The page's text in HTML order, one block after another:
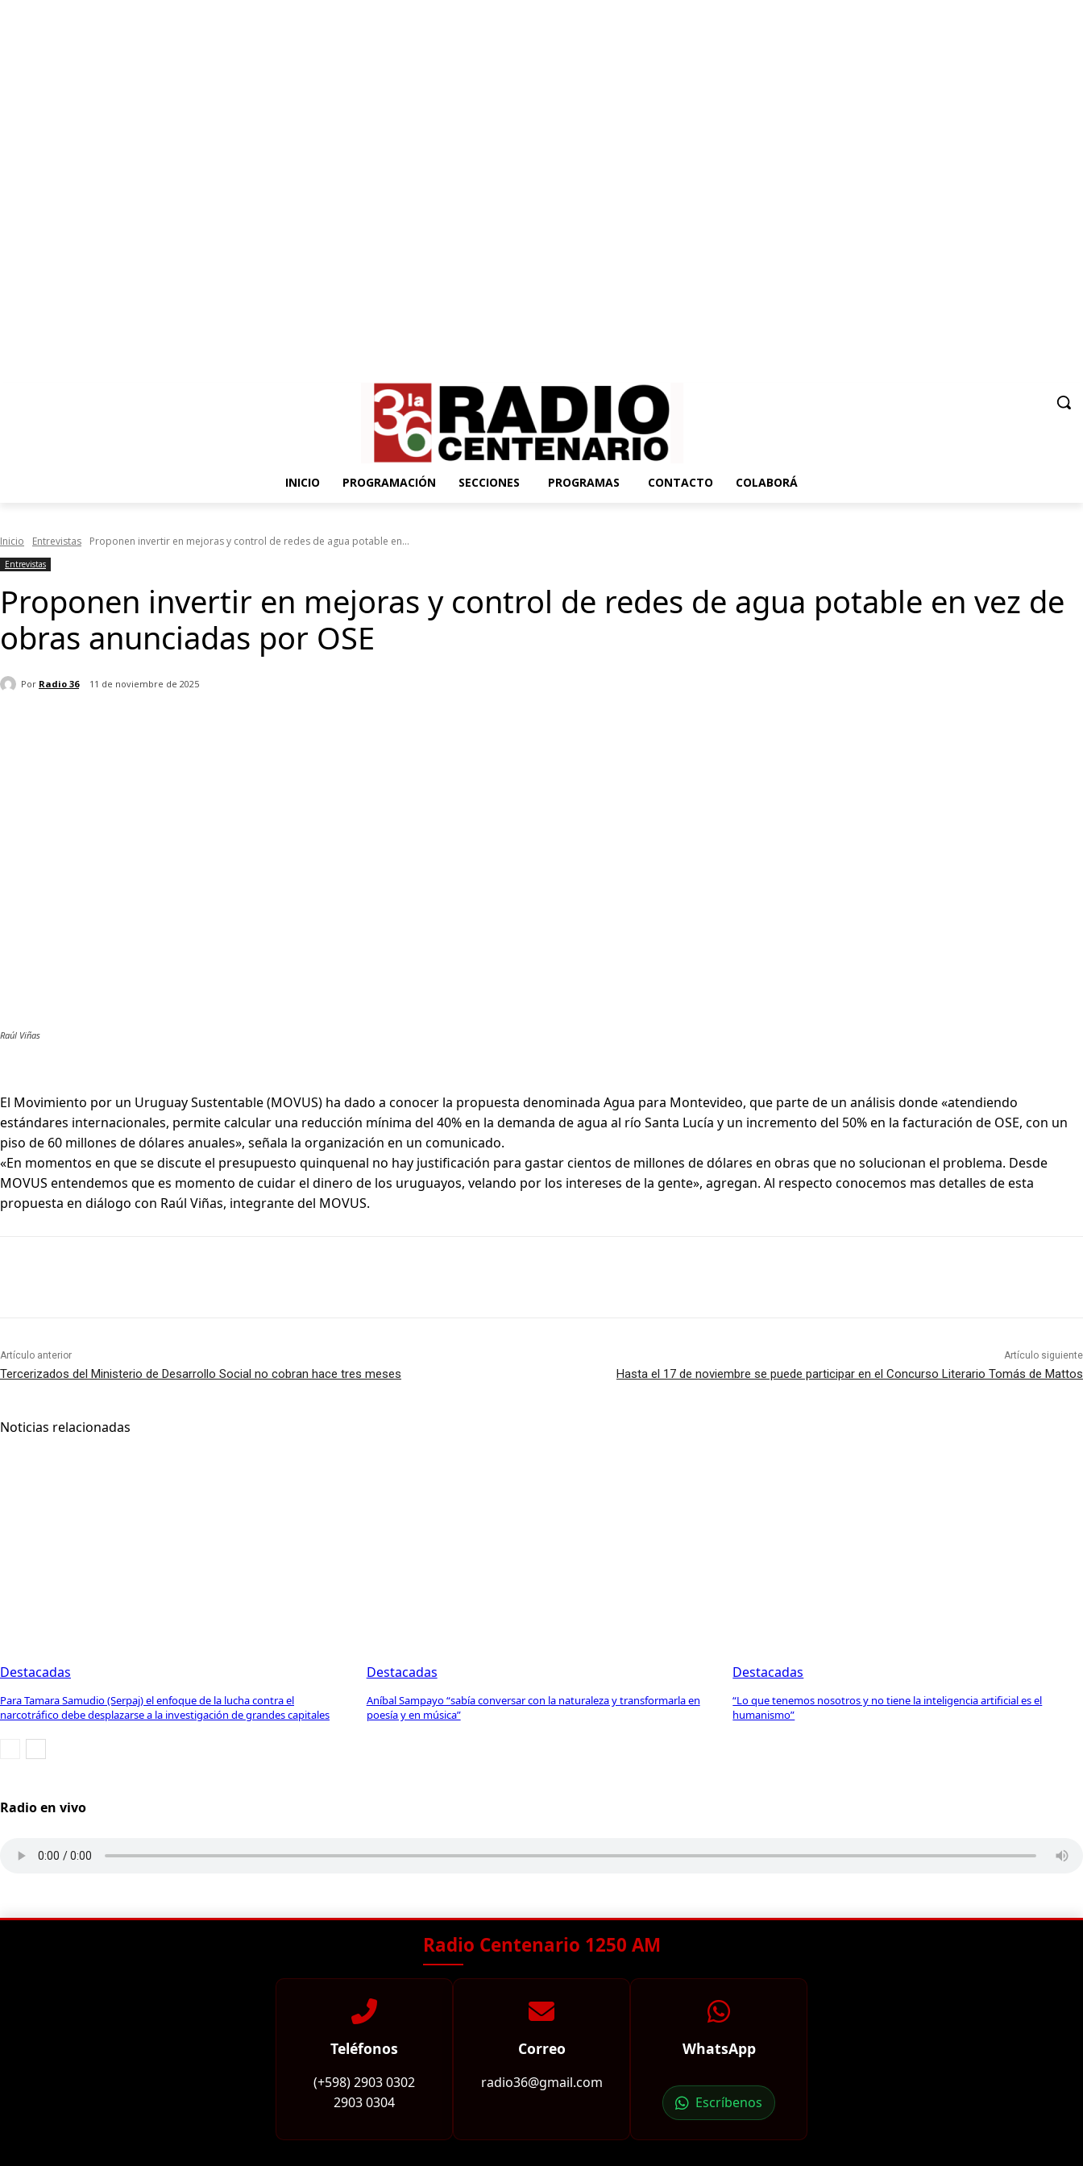
INICIO PROGRAMACIÓN SECCIONES PROGRAMAS CONTACTO COLABORÁ
Inicio Entrevistas Proponen invertir en mejoras y control de redes de agua potable en...
Entrevistas
Proponen invertir en mejoras y control de redes de agua potable en vez de
obras anunciadas por OSE
Por Radio 36 11 de noviembre de 2025
Raúl Viñas
El Movimiento por un Uruguay Sustentable (MOVUS) ha dado a conocer la propuesta denominada Agua para Montevideo, que parte de un análisis donde «atendiendo
estándares internacionales, permite calcular una reducción mínima del 40% en la demanda de agua al río Santa Lucía y un incremento del 50% en la facturación de OSE, con un
piso de 60 millones de dólares anuales», señala la organización en un comunicado.
«En momentos en que se discute el presupuesto quinquenal no hay justificación para gastar cientos de millones de dólares en obras que no solucionan el problema. Desde
MOVUS entendemos que es momento de cuidar el dinero de los uruguayos, velando por los intereses de la gente», agregan. Al respecto conocemos mas detalles de esta
propuesta en diálogo con Raúl Viñas, integrante del MOVUS.
Artículo anterior
Tercerizados del Ministerio de Desarrollo Social no cobran hace tres meses
Artículo siguiente
Hasta el 17 de noviembre se puede participar en el Concurso Literario Tomás de Mattos
Noticias relacionadas
Destacadas
Para Tamara Samudio (Serpaj) el enfoque de la lucha contra el
narcotráfico debe desplazarse a la investigación de grandes capitales
Destacadas
Aníbal Sampayo “sabía conversar con la naturaleza y transformarla en
poesía y en música”
Destacadas
“Lo que tenemos nosotros y no tiene la inteligencia artificial es el
humanismo”
Radio en vivo
Radio Centenario 1250 AM
Teléfonos
(+598) 2903 0302
2903 0304
Correo
radio36@gmail.com
WhatsApp
Escríbenos